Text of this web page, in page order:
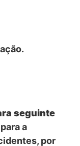
seguinte
a
por